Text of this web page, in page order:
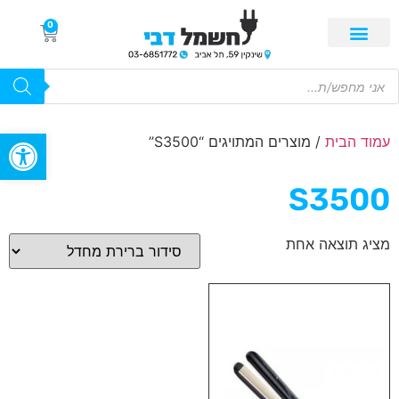
פתח
0
עמוד הבית / מוצרים המתויגים “S3500”
S3500
מציג תוצאה אחת